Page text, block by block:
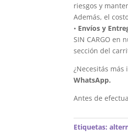
riesgos y
Además, el
• Envíos y
SIN CARGO en
sección del
¿Necesitás
WhatsApp.
Antes de
Etiquetas: